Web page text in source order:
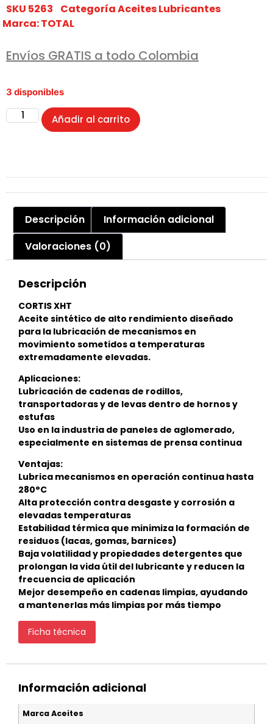
SKU 5263 CategoríaAceites Lubricantes
Marca:TOTAL
Envíos GRATIS a todo Colombia
3 disponibles
Añadir al carrito
Descripción
Información adicional
Valoraciones (0)
Descripción
CORTIS XHT
Aceite sintético de alto rendimiento diseñado
para la lubricación de mecanismos en
movimiento sometidos a temperaturas
extremadamente elevadas.
Aplicaciones:
Lubricación de cadenas de rodillos,
transportadoras y de levas dentro de hornos y
estufas
Uso en la industria de paneles de aglomerado,
especialmente en sistemas de prensa continua
Ventajas:
Lubrica mecanismos en operación continua hasta
280°C
Alta protección contra desgaste y corrosión a
elevadas temperaturas
Estabilidad térmica que minimiza la formación de
residuos (lacas, gomas, barnices)
Baja volatilidad y propiedades detergentes que
prolongan la vida útil del lubricante y reducen la
frecuencia de aplicación
Mejor desempeño en cadenas limpias, ayudando
a mantenerlas más limpias por más tiempo
Ficha técnica
Información adicional
Marca Aceites